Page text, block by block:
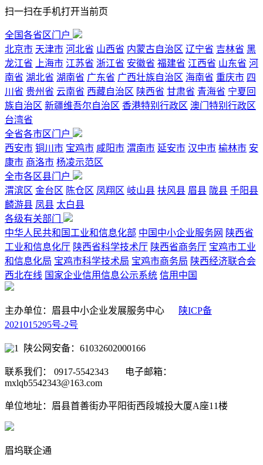
扫一扫在手机打开当前页
全国各省区门户
北京市 天津市 河北省 山西省 内蒙古自治区 辽宁省 吉林省 黑
龙江省
上海市 江苏省 浙江省 安徽省 福建省 江西省 山东省 河
南省 湖北省 湖南省 广东省 广西壮族自治区 海南省 重庆市 四
川省 贵州省 云南省 西藏自治区 陕西省 甘肃省 青海省 宁夏回
族自治区 新疆维吾尔自治区 香港特别行政区 澳门特别行政区
台湾省
全省各市区门户
西安市 铜川市 宝鸡市 咸阳市 渭南市 延安市 汉中市 榆林市 安
康市 商洛市 杨凌示范区
全市各区县门户
渭滨区 金台区 陈仓区 凤翔区 岐山县 扶风县 眉县 陇县 千阳县
麟游县 凤县 太白县
各级有关部门
中华人民共和国工业和信息化部 中国中小企业服务网 陕西省
工业和信息化厅 陕西省科学技术厅 陕西省商务厅 宝鸡市工业
和信息化局 宝鸡市科学技术局 宝鸡市商务局 陕西经济联合会
西北在线 国家企业信用信息公示系统 信用中国
主办单位：眉县中小企业发展服务中心
陕ICP备
2021015295号-2号
陕公网安备：61032602000166
联系我们： 0917-5542343 电子邮箱：
mxlqb5542343@163.com
单位地址：眉县首善街办平阳街西段城投大厦A座11楼
眉坞联企通